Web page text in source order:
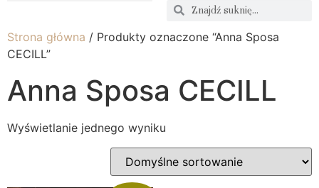
Strona główna / Produkty oznaczone “Anna Sposa
CECILL”
Anna Sposa CECILL
Wyświetlanie jednego wyniku